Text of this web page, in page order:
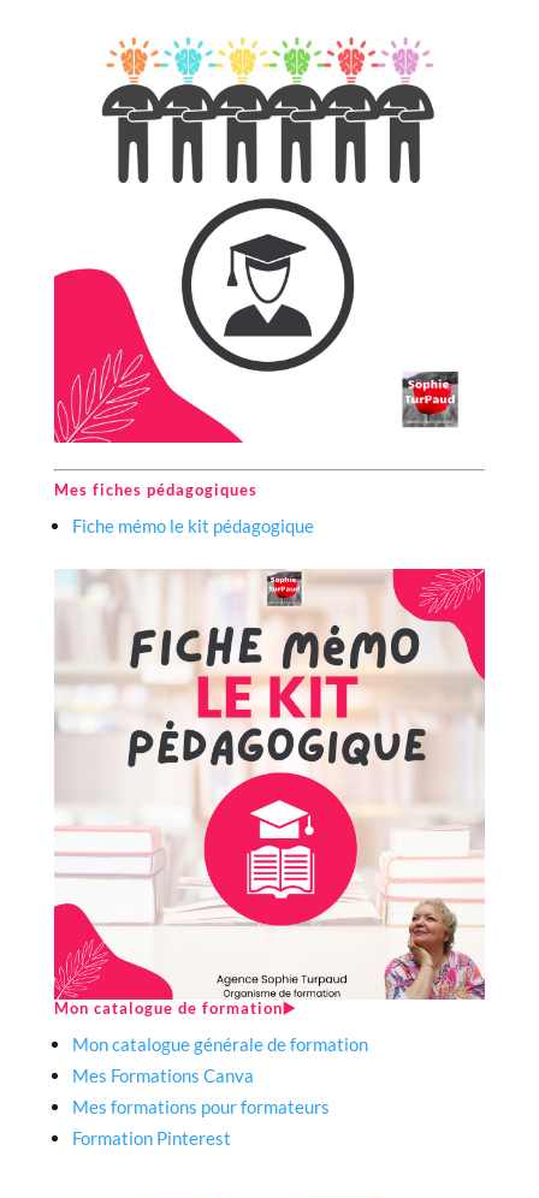
Mes fiches pédagogiques ‍
Fiche mémo le kit pédagogique
Mon catalogue de formation▶️
Mon catalogue générale de formation
Mes Formations Canva
Mes formations pour formateurs
Formation Pinterest